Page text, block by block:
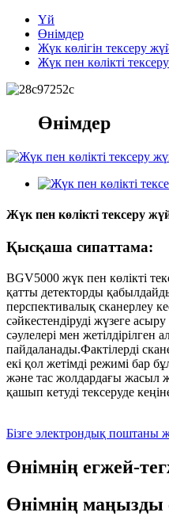
Үй
Өнімдер
Жүк көлігін тексеру
Жүк пен көлікті
Өнімдер
Жүк пен көлікті тексеру
Қысқаша сипаттама:
BGV5000 жүк пен көлікті
қатты детекторды
перспективалық сканерлеу
сәйкестендіруді жүзеге
сәулелері мен жетілдірілген
пайдаланады.Фактілерді
екі қол жетімді режимі бар
және тас жолдардағы жасыл
қашып кетуді тексеруде
Бізге электрондық поштаны
Өнімнің егжей-
Өнімнің маңызды